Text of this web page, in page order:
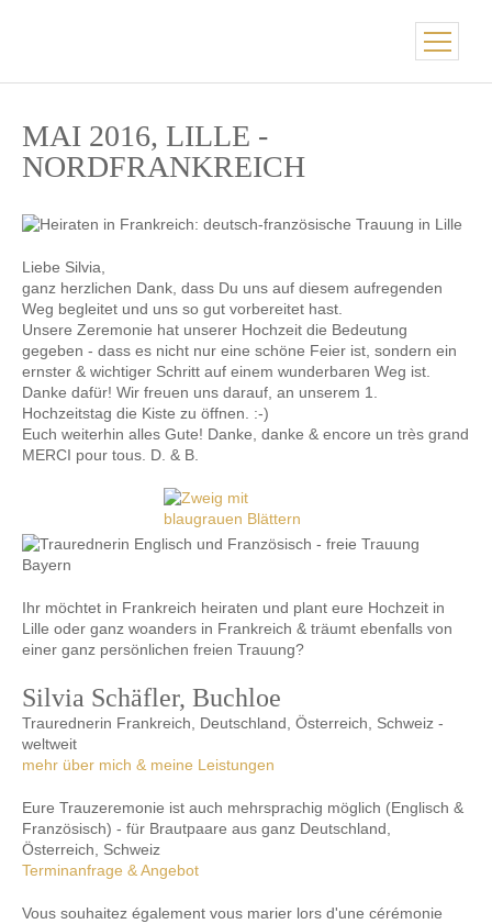
MAI 2016, LILLE -
NORDFRANKREICH
Liebe Silvia,
ganz herzlichen Dank, dass Du uns auf diesem aufregenden
Weg begleitet und uns so gut vorbereitet hast.
Unsere Zeremonie hat unserer Hochzeit die Bedeutung
gegeben - dass es nicht nur eine schöne Feier ist, sondern ein
ernster & wichtiger Schritt auf einem wunderbaren Weg ist.
Danke dafür! Wir freuen uns darauf, an unserem 1.
Hochzeitstag die Kiste zu öffnen. :-)
Euch weiterhin alles Gute! Danke, danke & encore un très grand
MERCI pour tous. D. & B.
Ihr möchtet in Frankreich heiraten und plant eure Hochzeit in
Lille oder ganz woanders in Frankreich & träumt ebenfalls von
einer ganz persönlichen freien Trauung?
Silvia Schäfler, Buchloe
Traurednerin Frankreich, Deutschland, Österreich, Schweiz -
weltweit
mehr über mich & meine Leistungen
Eure Trauzeremonie ist auch mehrsprachig möglich (Englisch &
Französisch) - für Brautpaare aus ganz Deutschland,
Österreich, Schweiz
Terminanfrage & Angebot
Vous souhaitez également vous marier lors d'une cérémonie